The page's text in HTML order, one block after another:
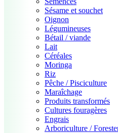
Sésame et souchet
Oignon
Légumineuses
Bétail / viande
Lait
Céréales
Moringa
Riz
Pêche / Pisciculture
Maraîchage
Produits transformés
Cultures fouragères
Engrais
Arboriculture /